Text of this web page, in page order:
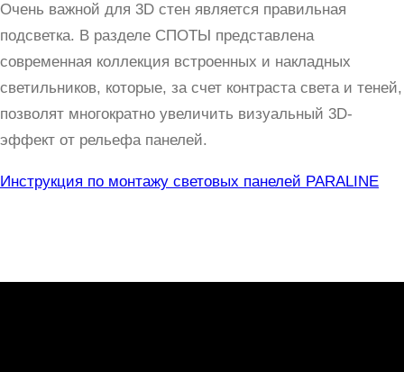
Очень важной для 3D стен является правильная
подсветка. В разделе СПОТЫ представлена
современная коллекция встроенных и накладных
светильников, которые, за счет контраста света и теней,
позволят многократно увеличить визуальный 3D-
эффект от рельефа панелей.
Инструкция по монтажу световых панелей PARALINE